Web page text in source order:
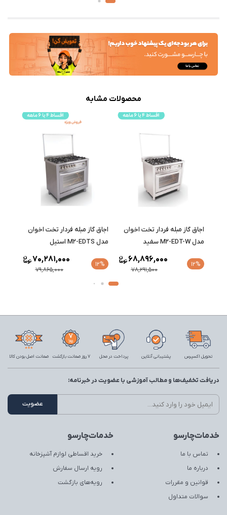
محصولات مشابه
اجاق گاز مبله فردار تخت اخوان
مدل M2-EDT-W سفید
12%
78,291,500
68,896,000
اجاق گاز مبله فردار تخت اخوان
مدل M2-EDTS استیل
12%
79,865,000
70,281,000
تحویل اکسپرس پشتیبانی آنلاین پرداخت در محل 7 روز ضمانت بازگشت ضمانت اصل بودن کالا
خدمات‌چارسو
تماس با ما
درباره ما
قوانین و مقررات
سوالات متداول
خدمات‌چارسو
خرید اقساطی لوازم آشپزخانه
رویه ارسال سفارش
رویه‌های بازگشت
دریافت تخفیف‌ها و مطالب آموزشی با عضویت در خبرنامه: